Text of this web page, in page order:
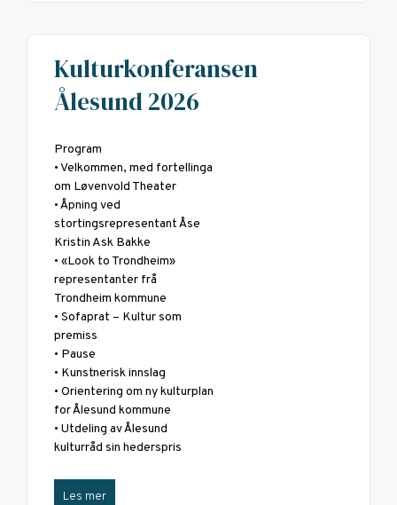
Kulturkonferansen
Ålesund 2026
Program
• Velkommen, med fortellinga
om Løvenvold Theater
• Åpning ved
stortingsrepresentant Åse
Kristin Ask Bakke
• «Look to Trondheim»
representanter frå
Trondheim kommune
• Sofaprat – Kultur som
premiss
• Pause
• Kunstnerisk innslag
• Orientering om ny kulturplan
for Ålesund kommune
• Utdeling av Ålesund
kulturråd sin hederspris
Les mer